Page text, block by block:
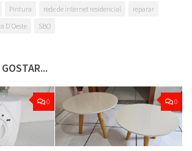
Pintura rede de internet residencial
reparar
D'Oeste SBO
0 0